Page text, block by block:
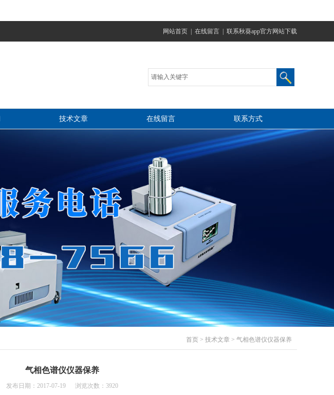
网站首页 在线留言 联系秋葵app官方网站下载
技术文章 在线留言 联系方式
首页 > 技术文章 > 气相色谱仪仪器保养
气相色谱仪仪器保养
发布日期：2017-07-19 浏览次数：3920